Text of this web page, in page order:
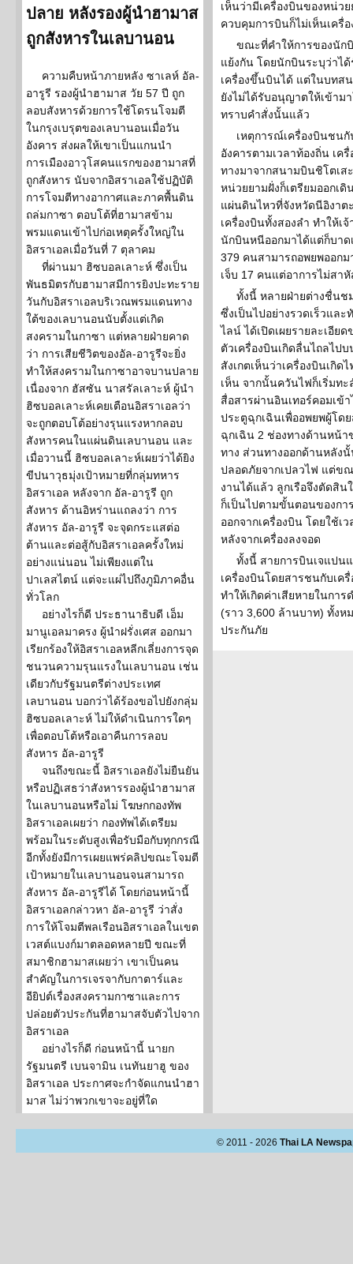
ปลาย หลังรองผู้นำฮามาส
ถูกสังหารในเลบานอน
ความคืบหน้าภายหลัง ซาเลห์ อัล-
อารูรี รองผู้นำฮามาส วัย 57 ปี ถูก
ลอบสังหารด้วยการใช้โดรนโจมตี
ในกรุงเบรุตของเลบานอนเมื่อวัน
อังคาร ส่งผลให้เขาเป็นแกนนำ
การเมืองอาวุโสคนแรกของฮามาสที่
ถูกสังหาร นับจากอิสราเอลใช้ปฏิบัติ
การโจมตีทางอากาศและภาคพื้นดิน
ถล่มกาซา ตอบโต้ที่ฮามาสข้าม
พรมแดนเข้าไปก่อเหตุครั้งใหญ่ใน
อิสราเอลเมื่อวันที่ 7 ตุลาคม
ที่ผ่านมา ฮิซบอลเลาะห์ ซึ่งเป็น
พันธมิตรกับฮามาสมีการยิงปะทะราย
วันกับอิสราเอลบริเวณพรมแดนทาง
ใต้ของเลบานอนนับตั้งแต่เกิด
สงครามในกาซา แต่หลายฝ่ายคาด
ว่า การเสียชีวิตของอัล-อารูรีจะยิ่ง
ทำให้สงครามในกาซาอาจบานปลาย
เนื่องจาก ฮัสซัน นาสรัลเลาะห์ ผู้นำ
ฮิซบอลเลาะห์เคยเตือนอิสราเอลว่า
จะถูกตอบโต้อย่างรุนแรงหากลอบ
สังหารคนในแผ่นดินเลบานอน และ
เมื่อวานนี้ ฮิซบอลเลาะห์เผยว่าได้ยิง
ขีปนาวุธมุ่งเป้าหมายที่กลุ่มทหาร
อิสราเอล หลังจาก อัล-อารูรี ถูก
สังหาร ด้านอิหร่านแถลงว่า การ
สังหาร อัล-อารูรี จะจุดกระแสต่อ
ต้านและต่อสู้กับอิสราเอลครั้งใหม่
อย่างแน่นอน ไม่เพียงแต่ใน
ปาเลสไตน์ แต่จะแผ่ไปถึงภูมิภาคอื่น
ทั่วโลก
อย่างไรก็ดี ประธานาธิบดี เอ็ม
มานูเอลมาครง ผู้นำฝรั่งเศส ออกมา
เรียกร้องให้อิสราเอลหลีกเลี่ยงการจุด
ชนวนความรุนแรงในเลบานอน เช่น
เดียวกับรัฐมนตรีต่างประเทศ
เลบานอน บอกว่าได้ร้องขอไปยังกลุ่ม
ฮิซบอลเลาะห์ ไม่ให้ดำเนินการใดๆ
เพื่อตอบโต้หรือเอาคืนการลอบ
สังหาร อัล-อารูรี
จนถึงขณะนี้ อิสราเอลยังไม่ยืนยัน
หรือปฏิเสธว่าสังหารรองผู้นำฮามาส
ในเลบานอนหรือไม่ โฆษกกองทัพ
อิสราเอลเผยว่า กองทัพได้เตรียม
พร้อมในระดับสูงเพื่อรับมือกับทุกกรณี
อีกทั้งยังมีการเผยแพร่คลิปขณะโจมตี
เป้าหมายในเลบานอนจนสามารถ
สังหาร อัล-อารูรีได้ โดยก่อนหน้านี้
อิสราเอลกล่าวหา อัล-อารูรี ว่าสั่ง
การให้โจมตีพลเรือนอิสราเอลในเขต
เวสต์แบงก์มาตลอดหลายปี ขณะที่
สมาชิกฮามาสเผยว่า เขาเป็นคน
สำคัญในการเจรจากับกาตาร์และ
อียิปต์เรื่องสงครามกาซาและการ
ปล่อยตัวประกันที่ฮามาสจับตัวไปจาก
อิสราเอล
อย่างไรก็ดี ก่อนหน้านี้ นายก
รัฐมนตรี เบนจามิน เนทันยาฮู ของ
อิสราเอล ประกาศจะกำจัดแกนนำฮา
มาส ไม่ว่าพวกเขาจะอยู่ที่ใด
เห็นว่ามีเครื่องบินของหน่ว
ควบคุมการบินก็ไม่เห็นเครื่
ขณะที่คำให้การของนัก
แย้งกัน โดยนักบินระบุว่าไ
เครื่องขึ้นบินได้ แต่ในบทส
ยังไม่ได้รับอนุญาตให้เข้าม
ทราบคำสั่งนั้นแล้ว
เหตุการณ์เครื่องบินชนกั
อังคารตามเวลาท้องถิ่น เค
ทางมาจากสนามบินชิโตเส
หน่วยยามฝั่งก็เตรียมออกเ
แผ่นดินไหวที่จังหวัดนีอิงาต
เครื่องบินทั้งสองลำ ทำให้เ
นักบินหนีออกมาได้แต่ก็บาด
379 คนสามารถอพยพออก
เจ็บ 17 คนแต่อาการไม่สา
ทั้งนี้ หลายฝ่ายต่างชื่นช
ซึ่งเป็นไปอย่างรวดเร็วแล
ไลน์ ได้เปิดเผยรายละเอีย
ตัวเครื่องบินเกิดลื่นไถลไป
สังเกตเห็นว่าเครื่องบินเกิด
เห็น จากนั้นควันไฟก็เริ่มทะ
สื่อสารผ่านอินเทอร์คอมเข้
ประตูฉุกเฉินเพื่ออพยพผู้โด
ฉุกเฉิน 2 ช่องทางด้านหน้า
ทาง ส่วนทางออกด้านหลังนั้
ปลอดภัยจากเปลวไฟ แต่ข
งานได้แล้ว ลูกเรือจึงตัดสิน
ก็เป็นไปตามขั้นตอนของก
ออกจากเครื่องบิน โดยใช้เ
หลังจากเครื่องลงจอด
ทั้งนี้ สายการบินเจแปน
เครื่องบินโดยสารชนกับเค
ทำให้เกิดค่าเสียหายในกา
(ราว 3,600 ล้านบาท) ทั้งห
ประกันภัย
© 2011 - 2026 Thai LA